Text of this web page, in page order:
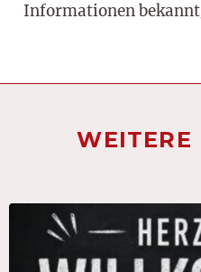
Informationen
WEITERE